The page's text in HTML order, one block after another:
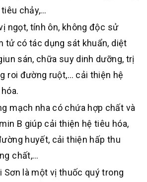
tiêu chảy,…
ngọt, tính ôn, không độc sử
tử có tác dụng sát khuẩn, diệt
sán, chữa suy dinh dưỡng, trị
roi đường ruột,… cải thiện hệ
mạch nha có chứa hợp chất và
B giúp cải thiện hệ tiêu hóa,
huyết, cải thiện hấp thu
chất,…
Sơn là một vị thuốc quý trong